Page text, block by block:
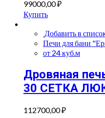
99000,00₽
Купить
Добавить в
Печи для бани
от 24 куб.м
Дровяная
30 СЕТКА
112700,00₽